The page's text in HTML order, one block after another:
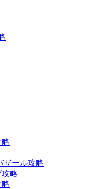
略
ザール攻略
攻略
略